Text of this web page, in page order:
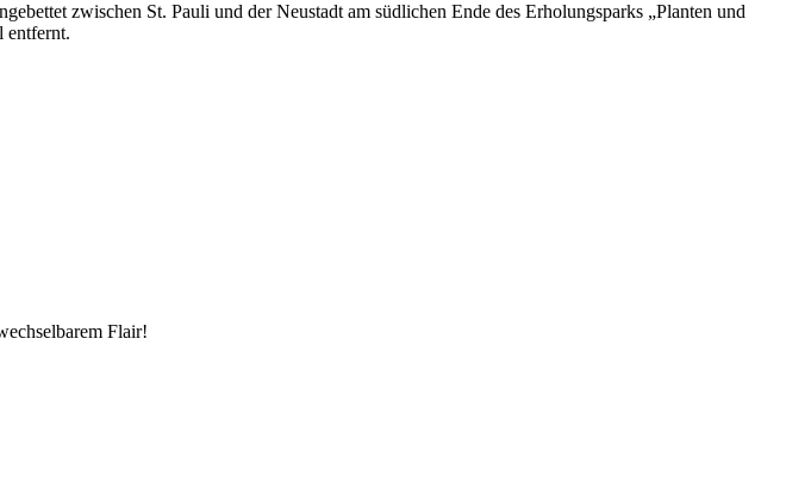
zwischen St. Pauli und der Neustadt am südlichen Ende des Erholungsparks „Planten und
entfernt.
Flair!